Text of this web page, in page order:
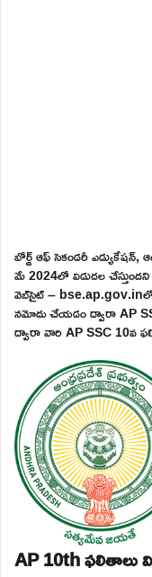
బోర్డ్ ఆఫ్ సెకండరీ ఎడ్యుకేషన్,
మే 2024లో విడుదల
వెబ్‌సైట్ – bse.ap.gov.inలో
నమోదు చేయడం ద్వారా AP
ద్వారా వారి AP SSC 10వ
AP 10th ఫలితాలు